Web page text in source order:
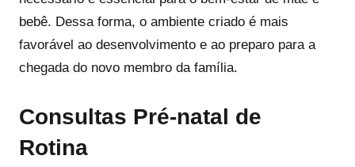
bebê. Dessa forma, o ambiente criado é mais
favorável ao desenvolvimento e ao preparo para a
chegada do novo membro da família.
Consultas Pré-natal de
Rotina